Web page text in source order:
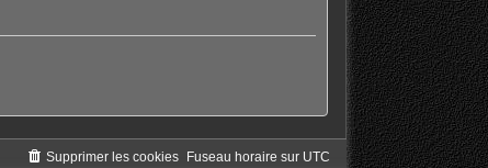
Fuseau horaire sur UTC
Supprimer les cookies